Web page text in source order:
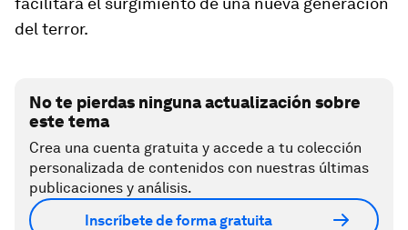
del terror.
No te pierdas ninguna actualización sobre
este tema
Crea una cuenta gratuita y accede a tu colección
personalizada de contenidos con nuestras últimas
publicaciones y análisis.
Inscríbete de forma gratuita